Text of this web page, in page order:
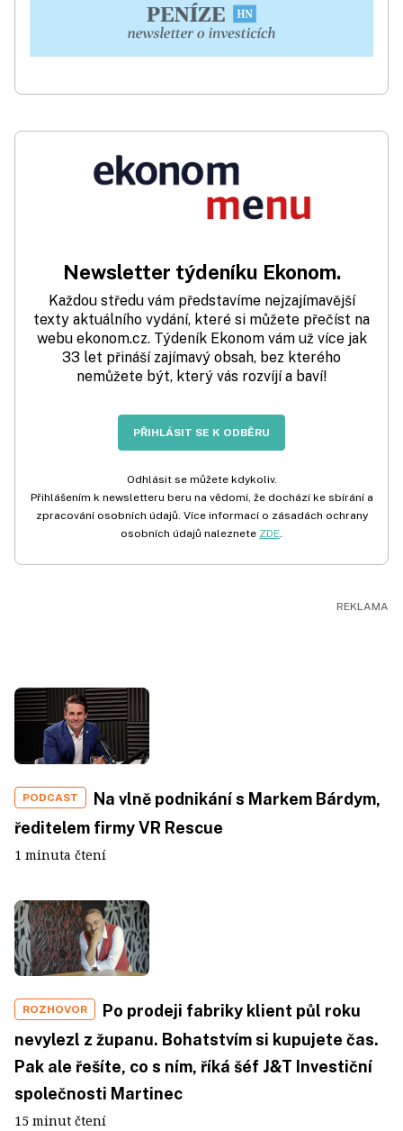
Newsletter týdeníku Ekonom.
Každou středu vám představíme nejzajímavější
texty aktuálního vydání, které si můžete přečíst na
webu ekonom.cz. Týdeník Ekonom vám už více jak
33 let přináší zajímavý obsah, bez kterého
nemůžete být, který vás rozvíjí a baví!
PŘIHLÁSIT SE K ODBĚRU
Odhlásit se můžete kdykoliv.
Přihlášením k newsletteru beru na vědomí, že dochází ke sbírání a
zpracování osobních údajů. Více informací o zásadách ochrany
osobních údajů naleznete ZDE.
PODCAST
Na vlně podnikání s Markem Bárdym,
ředitelem firmy VR Rescue
1 minuta čtení
ROZHOVOR
Po prodeji fabriky klient půl roku
nevylezl z županu. Bohatstvím si kupujete čas.
Pak ale řešíte, co s ním, říká šéf J&T Investiční
společnosti Martinec
15 minut čtení